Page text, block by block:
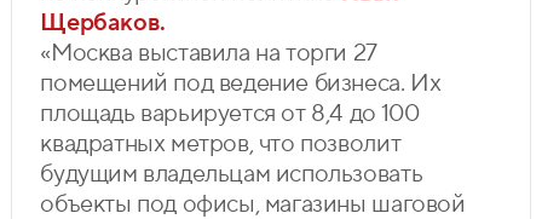
Щербаков.
«Москва выставила на торги 27
помещений под ведение бизнеса. Их
площадь варьируется от 8,4 до 100
квадратных метров, что позволит
будущим владельцам использовать
объекты под офисы, магазины шаговой